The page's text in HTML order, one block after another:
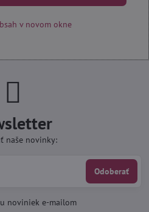
v novom okne
naše novinky:
Odoberať
noviniek e-mailom